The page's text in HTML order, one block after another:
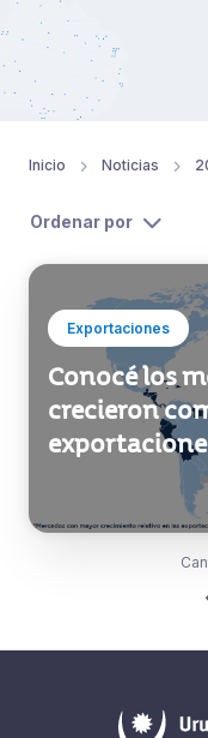
Inicio Noticias
Ordenar por
Exportaciones
Conocé los
crecieron